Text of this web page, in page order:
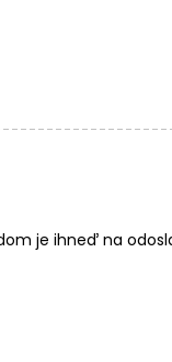
je ihneď na